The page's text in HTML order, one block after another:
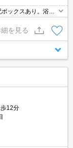
ックスあり。浴室
を見る
12分